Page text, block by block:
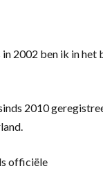
2002 ben ik in
2010
officiële